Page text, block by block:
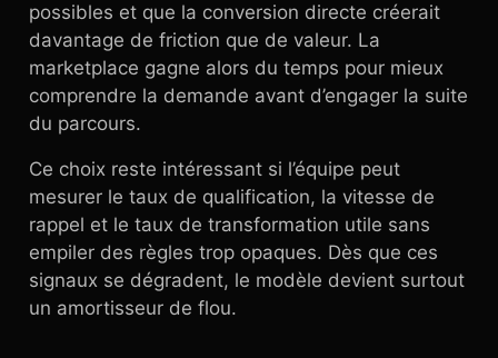
possibles et que la conversion directe créerait
davantage de friction que de valeur. La
marketplace gagne alors du temps pour mieux
comprendre la demande avant d’engager la suite
du parcours.
Ce choix reste intéressant si l’équipe peut
mesurer le taux de qualification, la vitesse de
rappel et le taux de transformation utile sans
empiler des règles trop opaques. Dès que ces
signaux se dégradent, le modèle devient surtout
un amortisseur de flou.